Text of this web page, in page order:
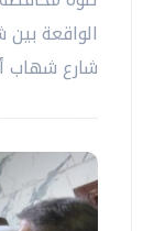
الواقعة
شارع شهاب